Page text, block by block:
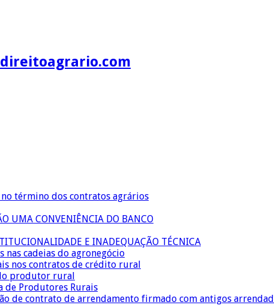
término dos contratos agrários
UMA CONVENIÊNCIA DO BANCO
E INADEQUAÇÃO TÉCNICA
cadeias do agronegócio
nos contratos de crédito rural
produtor rural
de Produtores Rurais
de contrato de arrendamento firmado com antigos